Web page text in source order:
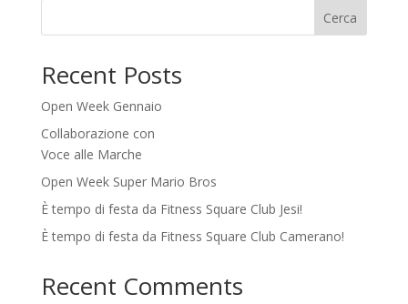
Cerca
Recent Posts
Open Week Gennaio
Collaborazione con
Voce alle Marche
Open Week Super Mario Bros
È tempo di festa da Fitness Square Club Jesi!
È tempo di festa da Fitness Square Club Camerano!
Recent Comments